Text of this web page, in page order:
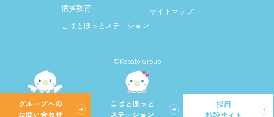
グループへの
お問い合わせ
こばとほっと
ステーション
採用
特設サイト
情操教育
こばとほっとステーション
サイトマップ
©Kobato Group